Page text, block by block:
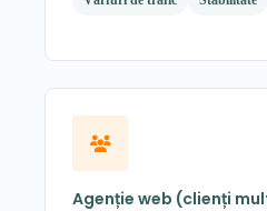
Agenție web (clienți